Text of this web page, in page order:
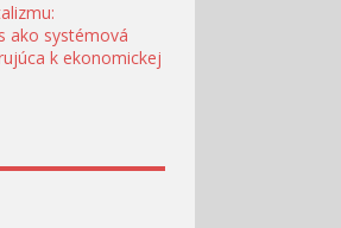
ako systémová
k ekonomickej